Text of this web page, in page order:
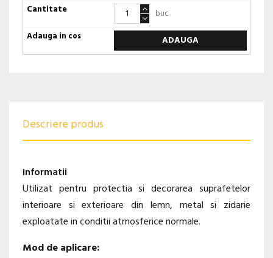
buc
ADAUGA
Descriere produs
Informatii
Utilizat pentru protectia si decorarea suprafetelor
interioare si exterioare din lemn, metal si zidarie
exploatate in conditii atmosferice normale.
Mod de aplicare: